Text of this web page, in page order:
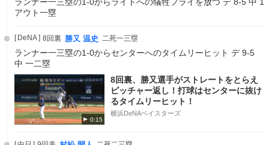
アウト一塁
DeNA 8回裏 勝又 温史 二死一三塁
ランナー一三塁の1-0からセンターへのタイムリーヒット デ 9-5
中 一二塁
0:15
8回裏、勝又選手がストレートをとらえ
ピッチャー返し！打球はセンターに抜け
るタイムリーヒット！
横浜DeNAベイスターズ